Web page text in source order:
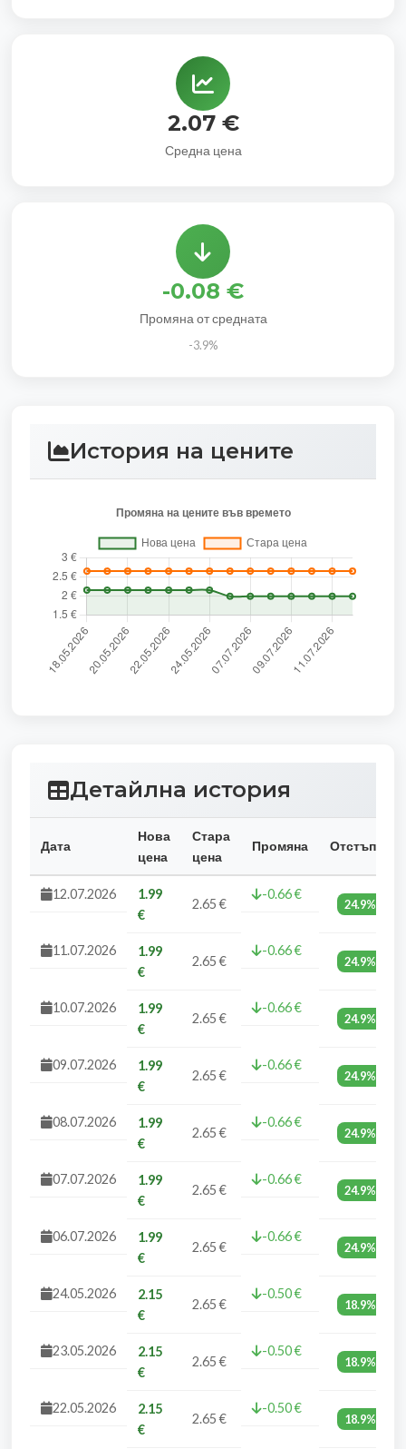
2.07 €
Средна цена
-0.08 €
Промяна от средната
-3.9%
История на цените
Детайлна история
Дата
Нова
цена
Стара
цена
Промяна Отстъпка
12.07.2026
1.99
€
2.65 €
-0.66 €
24.9%
11.07.2026
1.99
€
2.65 €
-0.66 €
24.9%
10.07.2026
1.99
€
2.65 €
-0.66 €
24.9%
09.07.2026
1.99
€
2.65 €
-0.66 €
24.9%
08.07.2026
1.99
€
2.65 €
-0.66 €
24.9%
07.07.2026
1.99
€
2.65 €
-0.66 €
24.9%
06.07.2026
1.99
€
2.65 €
-0.66 €
24.9%
24.05.2026
2.15
€
2.65 €
-0.50 €
18.9%
23.05.2026
2.15
€
2.65 €
-0.50 €
18.9%
22.05.2026
2.15
€
2.65 €
-0.50 €
18.9%